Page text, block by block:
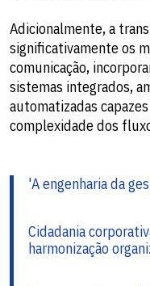
Adicionalmente, a
significativamente os
comunicação,
sistemas integrados,
automatizadas
complexidade dos
'A engenharia da
Cidadania
harmonização